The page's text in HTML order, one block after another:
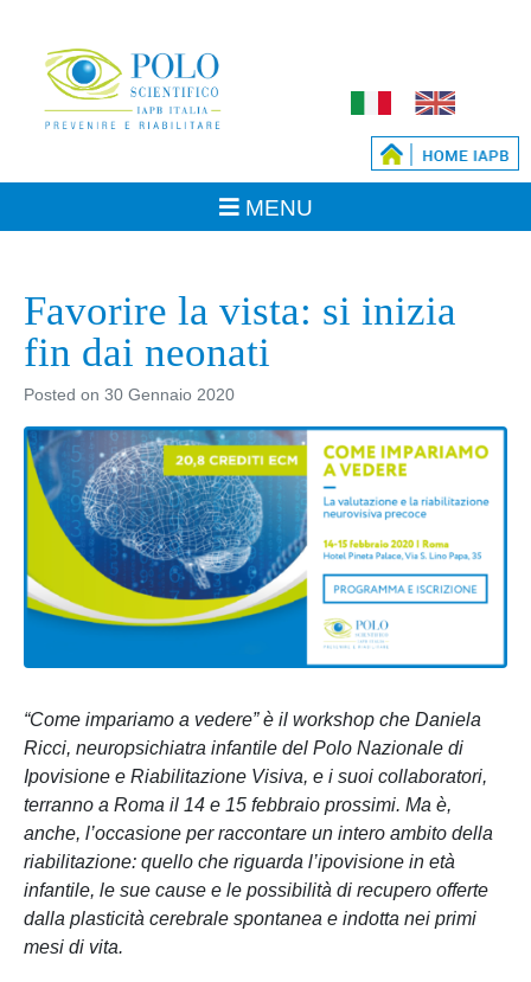
Favorire la vista: si inizia
fin dai neonati
Posted on 30 Gennaio 2020
“Come impariamo a vedere” è il workshop che Daniela
Ricci, neuropsichiatra infantile del Polo Nazionale di
Ipovisione e Riabilitazione Visiva, e i suoi collaboratori,
terranno a Roma il 14 e 15 febbraio prossimi. Ma è,
anche, l’occasione per raccontare un intero ambito della
riabilitazione: quello che riguarda l’ipovisione in età
infantile, le sue cause e le possibilità di recupero offerte
dalla plasticità cerebrale spontanea e indotta nei primi
mesi di vita.